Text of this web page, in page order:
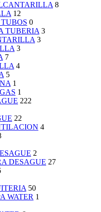
8
12
0
TUBERIA 3
3
3
7
4
5
1
1
222
22
4
2
DESAGUE 27
50
WATER 1